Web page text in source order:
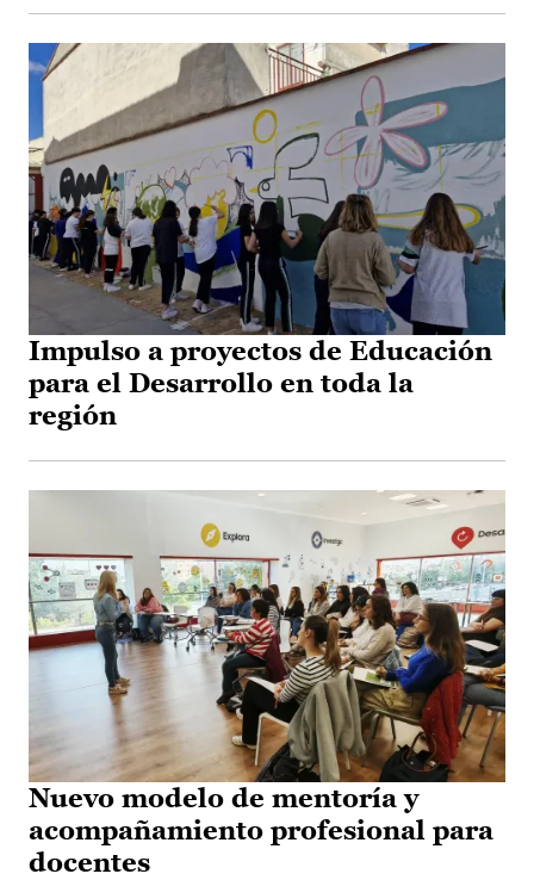
Impulso a proyectos de Educación
para el Desarrollo en toda la
región
Nuevo modelo de mentoría y
acompañamiento profesional para
docentes